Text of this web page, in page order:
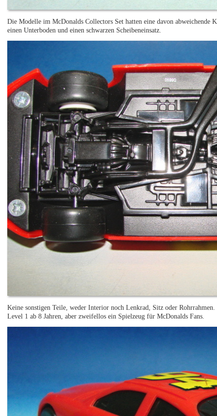
Die Modelle im McDonalds Collectors Set hatten eine davon abweichende
einen Unterboden und einen schwarzen Scheibeneinsatz.
Keine sonstigen Teile, weder Interior noch Lenkrad, Sitz oder
Level 1 ab 8 Jahren, aber zweifellos ein Spielzeug für McDonalds Fans.